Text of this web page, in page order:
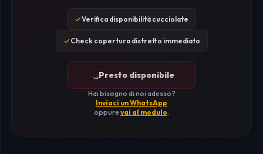
Verifica disponibilità cucciolate
Check copertura distretto immediato
Presto disponibile
Hai bisogno di noi adesso?
Inviaci un WhatsApp
oppurevai al modulo.